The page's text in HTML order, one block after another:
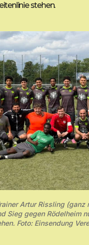
stehen.
Artur Rissling (ganz
Sieg gegen Rödelheim
Foto: Einsendung